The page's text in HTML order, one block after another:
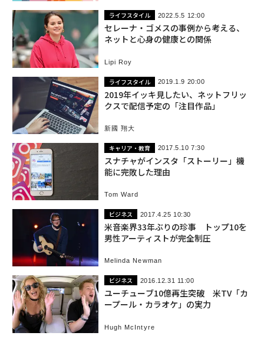
ライフスタイル 2022.5.5 12:00
セレーナ・ゴメスの事例から考える、
ネットと心身の健康との関係
Lipi Roy
ライフスタイル 2019.1.9 20:00
2019年イッキ見したい、ネットフリッ
クスで配信予定の「注目作品」
新國 翔大
キャリア・教育 2017.5.10 7:30
スナチャがインスタ「ストーリー」機
能に完敗した理由
Tom Ward
ビジネス 2017.4.25 10:30
米音楽界33年ぶりの珍事 トップ10を
男性アーティストが完全制圧
Melinda Newman
ビジネス 2016.12.31 11:00
ユーチューブ10億再生突破 米TV「カ
ープール・カラオケ」の実力
Hugh McIntyre